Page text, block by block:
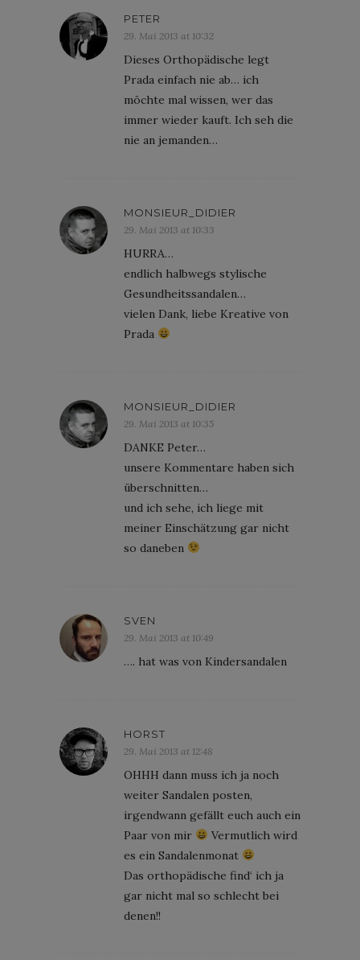
PETER
29. Mai 2013 at 10:32
Dieses Orthopädische legt
Prada einfach nie ab… ich
möchte mal wissen, wer das
immer wieder kauft. Ich seh die
nie an jemanden…
MONSIEUR_DIDIER
29. Mai 2013 at 10:33
HURRA…
endlich halbwegs stylische
Gesundheitssandalen…
vielen Dank, liebe Kreative von
Prada
MONSIEUR_DIDIER
29. Mai 2013 at 10:35
DANKE Peter…
unsere Kommentare haben sich
überschnitten…
und ich sehe, ich liege mit
meiner Einschätzung gar nicht
so daneben
SVEN
29. Mai 2013 at 10:49
…. hat was von Kindersandalen
HORST
29. Mai 2013 at 12:48
OHHH dann muss ich ja noch
weiter Sandalen posten,
irgendwann gefällt euch auch ein
Paar von mir
Vermutlich wird
es ein Sandalenmonat
Das orthopädische find‘ ich ja
gar nicht mal so schlecht bei
denen!!